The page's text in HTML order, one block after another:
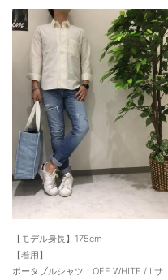
【モデル身長】175cm
【着用】
ポータブルシャツ：OFF WHITE / Lサ